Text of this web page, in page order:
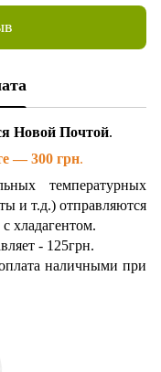
Новой Почтой.
— 300 грн.
температурных
и т.д.) отправляются
хладагентом.
- 125грн.
наличными при